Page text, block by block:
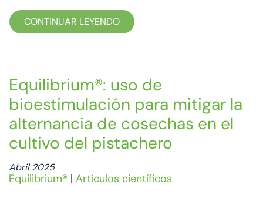
CONTINUAR LEYENDO
Equilibrium®: uso de
bioestimulación para mitigar la
alternancia de cosechas en el
cultivo del pistachero
Abril 2025
Equilibrium® | Artículos científicos